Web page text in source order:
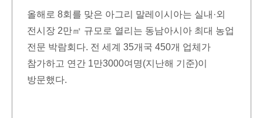
올해로 8회를 맞은 아그리 말레이시아는 실내·외
전시장 2만㎡ 규모로 열리는 동남아시아 최대 농업
전문 박람회다. 전 세계 35개국 450개 업체가
참가하고 연간 1만3000여명(지난해 기준)이
방문했다.